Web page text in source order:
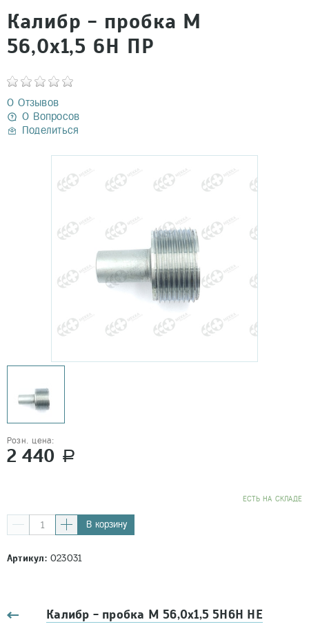
Калибр - пробка М
56,0х1,5 6Н ПР
0 Отзывов
0 Вопросов
Поделиться
Розн. цена:
2 440 a
EСТЬ НА СКЛАДЕ
В корзину
Артикул:023031
Калибр - пробка М 56,0х1,5 5Н6Н НЕ